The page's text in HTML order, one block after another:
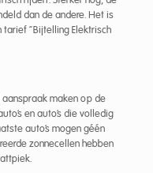
dan de andere. Het is
“Bijtelling Elektrisch
aanspraak maken op de
en auto’s die volledig
auto’s mogen géén
zonnecellen hebben